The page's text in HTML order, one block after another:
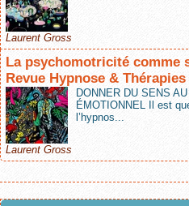
Laurent Gross
La psychomotricité comme
Revue Hypnose &
DONNER DU SENS
ÉMOTIONNEL Il est
l’hypnos...
Laurent Gross